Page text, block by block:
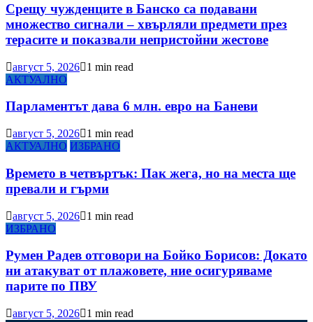
Срещу чужденците в Банско са подавани
множество сигнали – хвърляли предмети през
терасите и показвали непристойни жестове
август 5, 2026
1 min read
АКТУАЛНО
Парламентът дава 6 млн. евро на Баневи
август 5, 2026
1 min read
АКТУАЛНО ИЗБРАНО
Времето в четвъртък: Пак жега, но на места ще
превали и гърми
август 5, 2026
1 min read
ИЗБРАНО
Румен Радев отговори на Бойко Борисов: Докато
ни атакуват от плажовете, ние осигуряваме
парите по ПВУ
август 5, 2026
1 min read